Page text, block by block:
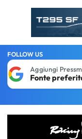
FOLLOW US
Aggiungi
Fonte